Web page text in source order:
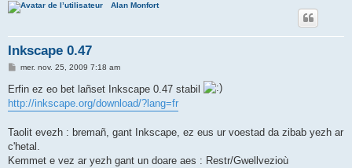
Alan Monfort
Inkscape 0.47
M
s
s
a
g
mer. nov. 25, 2009 7:18 am
Erfin ez eo bet lañset Inkscape 0.47 stabil
http://inkscape.org/download/?lang=fr
Taolit evezh : bremañ, gant Inkscape, ez eus ur voestad da zibab yezh ar
c'hetal.
Kemmet e vez ar yezh gant un doare aes : Restr/Gwellvezioù